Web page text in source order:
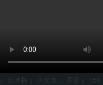
欧洲杯 声光电 开场 150